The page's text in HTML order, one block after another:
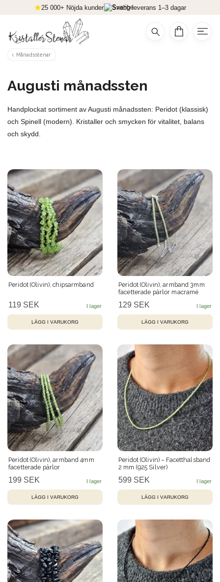
25 000+ Nöjda kunder Snabb leverans 1–3 dagar
Månadsstenar
Augusti månadssten
Handplockat sortiment av Augusti månadssten: Peridot (klassisk)
och Spinell (modern). Kristaller och smycken för vitalitet, balans
och skydd.
Peridot (Olivin), chipsarmband
119 SEK
Peridot (Olivin), armband 3mm
facetterade pärlor macramé
129 SEK
Peridot (Olivin), armband 4mm
facetterade pärlor
199 SEK
Peridot (Olivin) – Facetthalsband
2 mm (925 Silver)
599 SEK